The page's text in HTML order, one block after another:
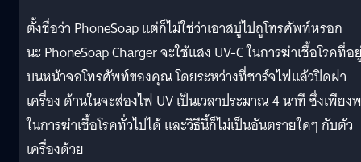
ตั้งชื่อว่า PhoneSoap แต่ก็ไม่ใช่ว่าเอาสบู่ไปถูโทรศัพท์หรอก
นะ PhoneSoap Charger จะใช้แสง UV-C ในการฆ่าเชื้อโรคที่อ
บนหน้าจอโทรศัพท์ของคุณ โดยระหว่างที่ชาร์จไฟแล้วปิดฝา
เครื่อง ด้านในจะส่องไฟ UV เป็นเวลาประมาณ 4 นาที ซึ่งเพียง
ในการฆ่าเชื้อโรคทั่วไปได้ และวิธีนี้ก็ไม่เป็นอันตรายใดๆ กับตัว
เครื่องด้วย